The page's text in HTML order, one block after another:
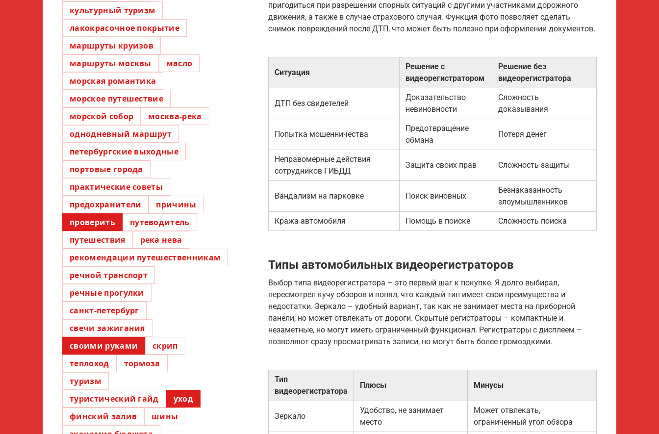
пригодиться при разрешении спорных ситуаций с другими участниками дорожного
движения, а также в случае страхового случая. Функция фото позволяет сделать
снимок повреждений после ДТП, что может быть полезно при оформлении документов.
Ситуация
Решение с
видеорегистратором
Решение без
видеорегистратора
ДТП без свидетелей
Доказательство
невиновности
Сложность
доказывания
Попытка мошенничества
Предотвращение
обмана
Потеря денег
Неправомерные действия
сотрудников ГИБДД
Защита своих прав Сложность защиты
Вандализм на парковке Поиск виновных
Безнаказанность
злоумышленников
Кража автомобиля Помощь в поиске Сложность поиска
Типы автомобильных видеорегистраторов
Выбор типа видеорегистратора – это первый шаг к покупке. Я долго выбирал,
пересмотрел кучу обзоров и понял, что каждый тип имеет свои преимущества и
недостатки. Зеркало – удобный вариант, так как не занимает места на приборной
панели, но может отвлекать от дороги. Скрытые регистраторы – компактные и
незаметные, но могут иметь ограниченный функционал. Регистраторы с дисплеем –
позволяют сразу просматривать записи, но могут быть более громоздкими.
Тип
видеорегистратора
Плюсы Минусы
Зеркало
Удобство, не занимает
место
Может отвлекать,
ограниченный угол обзора
культурный туризм
лакокрасочное покрытие
маршруты круизов
маршруты москвы
масло
морская романтика
морское путешествие
морской собор
москва-река
однодневный маршрут
петербургские выходные
портовые города
практические советы
предохранители
причины
проверить
путеводитель
путешествия
река нева
рекомендации путешественникам
речной транспорт
речные прогулки
санкт-петербург
свечи зажигания
своими руками
скрип
теплоход
тормоза
туризм
туристический гайд
уход
финский залив
шины